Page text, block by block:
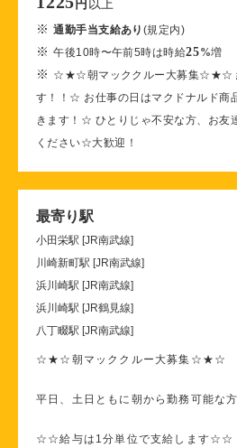
円 以上
※通勤手当支給あり (規定内)
※午後10時〜午前5時は時給25%増
※ ☆★☆朝マッククルー大募集☆★☆
す！！☆ お仕事の日はマクドナルド商
きます！☆ ひとりじゃ不安な方、お友
ください☆大歓迎！
最寄り駅
小田栄駅 [JR南武線]
川崎新町駅 [JR南武線]
浜川崎駅 [JR南武線]
浜川崎駅 [JR鶴見線]
八丁畷駅 [JR南武線]
☆★☆朝マッククルー大募集☆★☆
平日、土日ともに朝から勤務可能な
☆☆給与は1分単位で支給します☆☆